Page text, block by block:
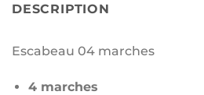
DESCRIPTION
Escabeau 04 marches
4 marches